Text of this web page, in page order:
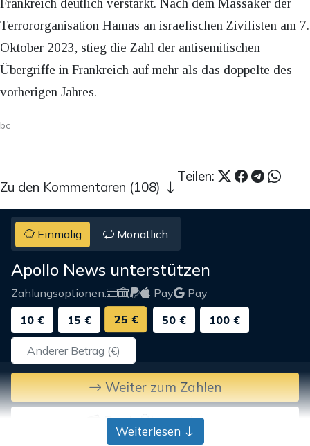
Frankreich deutlich verstärkt. Nach dem Massaker der
Terrororganisation Hamas an israelischen Zivilisten am 7.
Oktober 2023, stieg die Zahl der antisemitischen
Übergriffe in Frankreich auf mehr als das doppelte des
vorherigen Jahres.
bc
Teilen:
Zu den Kommentaren (108)
Einmalig Monatlich
Apollo News unterstützen
Zahlungsoptionen: Pay
Pay
10 €
15 € 25 € 50 € 100 €
Weiter zum Zahlen
Bank-Überweisung
Weiterlesen